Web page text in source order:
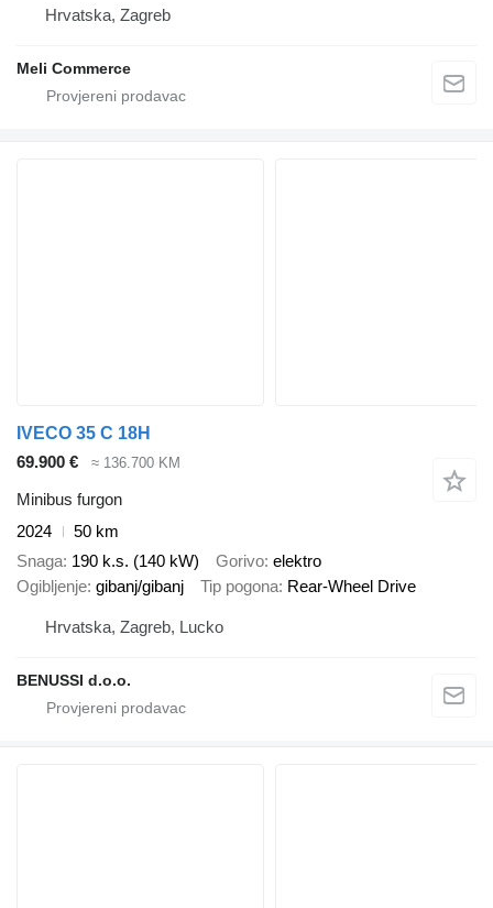
Hrvatska, Zagreb
Meli Commerce
IVECO 35 C 18H
69.900 €
≈ 136.700 KM
Minibus furgon
2024
50 km
Snaga 190 k.s. (140 kW) Gorivo elektro
Ogibljenje gibanj/gibanj Tip pogona Rear-Wheel Drive
Hrvatska, Zagreb, Lucko
BENUSSI d.o.o.